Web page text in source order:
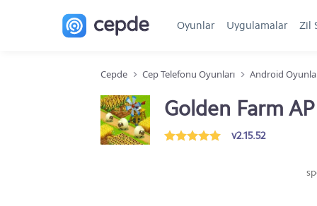
Oyunlar Uygulamalar Zil
Cepde Cep Telefonu Oyunları Android
Golden Farm
v2.15.52